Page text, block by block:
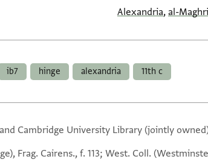
Alexandria, al-
11th c
alexandria
hinge
ib7
Cambridge University Library (jointly
Frag. Cairens., f. 113; West. Coll.